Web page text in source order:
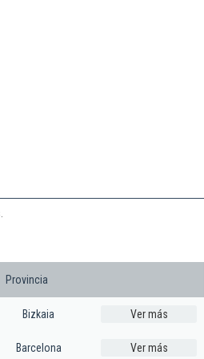
Provincia
Bizkaia Ver más
Barcelona Ver más